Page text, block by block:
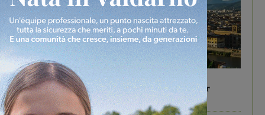
In vetrina 6 Agosto 2026
Gita di famiglia a Firenze: 5 idee per far
divertire i tuoi figli